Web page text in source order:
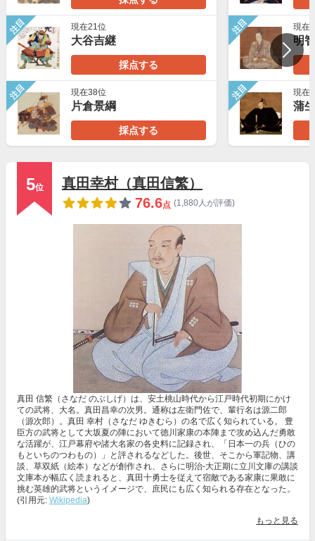
注目 現在21位
大谷吉継
採点する
注目 現在38位
片倉景綱
採点する
注目 現在
明
注目 現在
蒲
5位
真田幸村（真田信繁）
76.6点 (1,880人が評価)
真田 信繁（さなだ のぶしげ）は、安土桃山時代から江戸時代初期にかけ
ての武将、大名。真田昌幸の次男。通称は左衛門佐で、輩行名は源二郎
（源次郎）。真田 幸村（さなだ ゆきむら）の名で広く知られている。 豊
臣方の武将として大坂夏の陣において徳川家康の本陣まで攻め込んだ勇敢
な活躍が、江戸幕府や諸大名家の各史料に記録され、「日本一の兵（ひの
もといちのつわもの）」と評されるなどした。後世、そこから軍記物、講
談、草双紙（絵本）などが創作され、さらに明治-大正期に立川文庫の講談
文庫本が幅広く読まれると、真田十勇士を従えて宿敵である家康に果敢に
挑む英雄的武将というイメージで、庶民にも広く知られる存在となった。
(引用元: Wikipedia)
もっと見る